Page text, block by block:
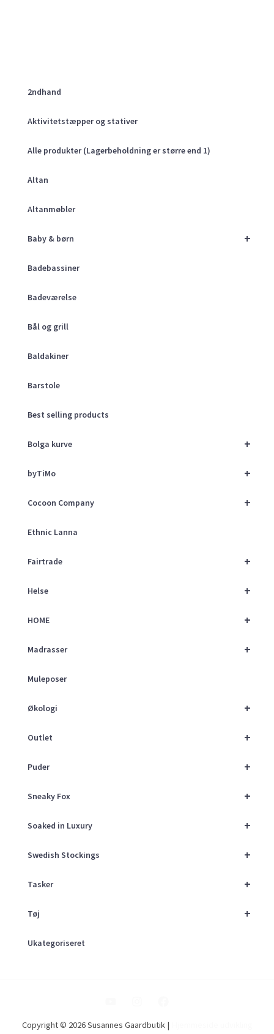
2ndhand
Aktivitetstæpper og stativer
Alle produkter (Lagerbeholdning er større end 1)
Altan
Altanmøbler
+
Baby & børn
Badebassiner
Badeværelse
Bål og grill
Baldakiner
Barstole
Best selling products
+
Bolga kurve
+
byTiMo
+
Cocoon Company
Ethnic Lanna
+
Fairtrade
+
Helse
+
HOME
+
Madrasser
Muleposer
+
Økologi
+
Outlet
+
Puder
+
Sneaky Fox
+
Soaked in Luxury
+
Swedish Stockings
+
Tasker
+
Tøj
Ukategoriseret
Copyright © 2026 Susannes Gaardbutik |